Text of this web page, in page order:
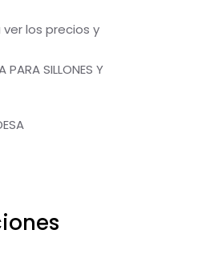
los precios y
SILLONES Y